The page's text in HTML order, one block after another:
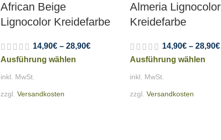
African Beige
Lignocolor Kreidefarbe
14,90€– 28,90€
Ausführung wählen
inkl. MwSt.
zzgl. Versandkosten
Almeria Lignocolor
Kreidefarbe
14,90€ –28,90€
Ausführung wählen
inkl. MwSt.
zzgl.Versandkosten